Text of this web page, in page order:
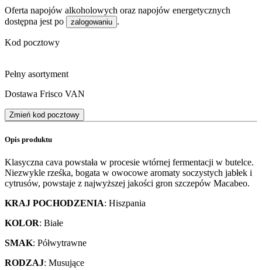
Oferta napojów alkoholowych oraz napojów energetycznych
dostępna jest po
zalogowaniu .
Kod pocztowy
Pełny asortyment
Dostawa Frisco VAN
Zmień kod pocztowy
Opis produktu
Klasyczna cava powstała w procesie wtórnej fermentacji w butelce.
Niezwykle rześka, bogata w owocowe aromaty soczystych jabłek i
cytrusów, powstaje z najwyższej jakości gron szczepów Macabeo.
KRAJ POCHODZENIA: Hiszpania
KOLOR: Białe
SMAK: Półwytrawne
RODZAJ: Musujące